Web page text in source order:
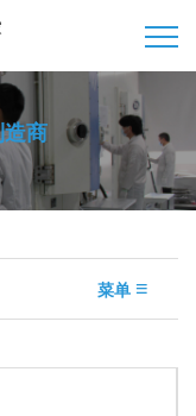
造商
菜单 ≡